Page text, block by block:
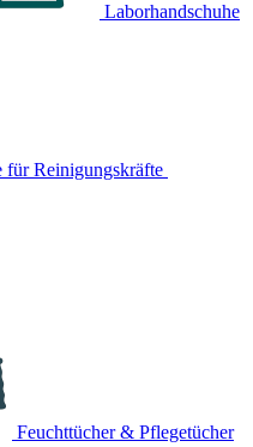
Laborhandschuhe
für Reinigungskräfte
Feuchttücher & Pflegetücher